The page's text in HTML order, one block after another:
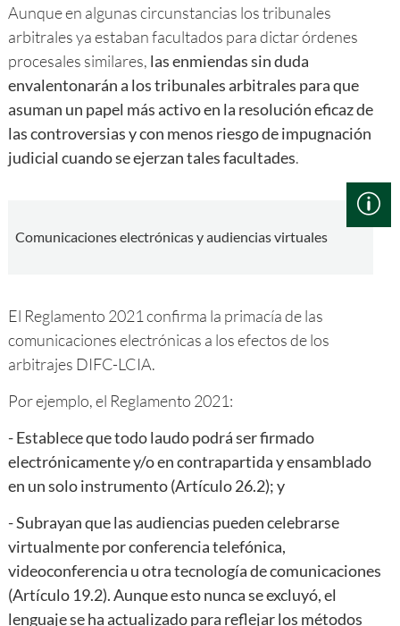
Aunque en algunas circunstancias los tribunales
arbitrales ya estaban facultados para dictar órdenes
procesales similares, las enmiendas sin duda
envalentonarán a los tribunales arbitrales para que
asuman un papel más activo en la resolución eficaz de
las controversias y con menos riesgo de impugnación
judicial cuando se ejerzan tales facultades.
Comunicaciones electrónicas y audiencias virtuales
El Reglamento 2021 confirma la primacía de las
comunicaciones electrónicas a los efectos de los
arbitrajes DIFC-LCIA.
Por ejemplo, el Reglamento 2021:
- Establece que todo laudo podrá ser firmado
electrónicamente y/o en contrapartida y ensamblado
en un solo instrumento (Artículo 26.2); y
- Subrayan que las audiencias pueden celebrarse
virtualmente por conferencia telefónica,
videoconferencia u otra tecnología de comunicaciones
(Artículo 19.2). Aunque esto nunca se excluyó, el
lenguaje se ha actualizado para reflejar los métodos